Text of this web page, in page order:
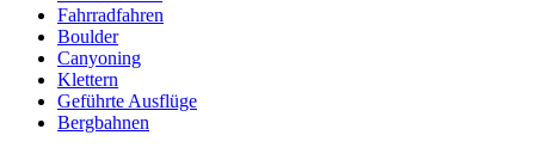
Fahrradfahren
Boulder
Canyoning
Klettern
Geführte Ausflüge
Bergbahnen